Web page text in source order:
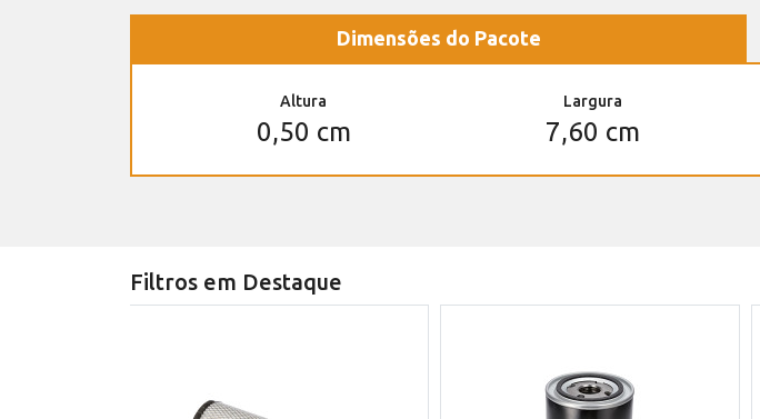
Dimensões do Pacote
Altura
0,50 cm
Largura
7,60 cm
Filtros em Destaque